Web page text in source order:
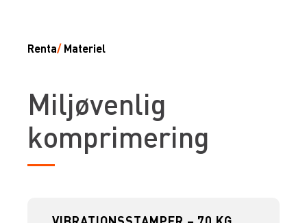
Renta/ Materiel
Miljøvenlig
komprimering